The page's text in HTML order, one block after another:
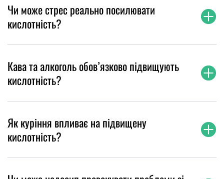
Чи може стрес реально посилювати
кислотність?
Кава та алкоголь обов’язково підвищують
кислотність?
Як куріння впливає на підвищену
кислотність?